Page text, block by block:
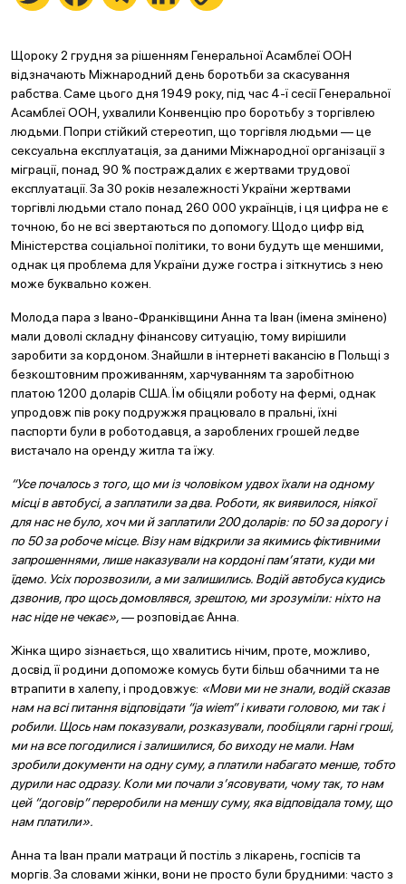
Щороку 2 грудня за рішенням Генеральної Асамблеї ООН
відзначають Міжнародний день боротьби за скасування
рабства. Саме цього дня 1949 року, під час 4-ї сесії Генеральної
Асамблеї ООН, ухвалили Конвенцію про боротьбу з торгівлею
людьми. Попри стійкий стереотип, що торгівля людьми — це
сексуальна експлуатація, за даними Міжнародної організації з
міграції, понад 90 % постраждалих є жертвами трудової
експлуатації. За 30 років незалежності України жертвами
торгівлі людьми стало понад 260 000 українців, і ця цифра не є
точною, бо не всі звертаються по допомогу. Щодо цифр від
Міністерства соціальної політики, то вони будуть ще меншими,
однак ця проблема для України дуже гостра і зіткнутись з нею
може буквально кожен.
Молода пара з Івано-Франківщини Анна та Іван (імена змінено)
мали доволі складну фінансову ситуацію, тому вирішили
заробити за кордоном. Знайшли в інтернеті вакансію в Польщі з
безкоштовним проживанням, харчуванням та заробітною
платою 1200 доларів США. Їм обіцяли роботу на фермі, однак
упродовж пів року подружжя працювало в пральні, їхні
паспорти були в роботодавця, а зароблених грошей ледве
вистачало на оренду житла та їжу.
“Усе почалось з того, що ми із чоловіком удвох їхали на одному
місці в автобусі, а заплатили за два. Роботи, як виявилося, ніякої
для нас не було, хоч ми й заплатили 200 доларів: по 50 за дорогу і
по 50 за робоче місце. Візу нам відкрили за якимись фіктивними
запрошеннями, лише наказували на кордоні пам’ятати, куди ми
їдемо. Усіх порозвозили, а ми залишились. Водій автобуса кудись
дзвонив, про щось домовлявся, зрештою, ми зрозуміли: ніхто на
нас ніде не чекає»,— розповідає Анна.
Жінка щиро зізнається, що хвалитись нічим, проте, можливо,
досвід її родини допоможе комусь бути більш обачними та не
втрапити в халепу, і продовжує: «Мови ми не знали, водій сказав
нам на всі питання відповідати “ja wiem” і кивати головою, ми так і
робили. Щось нам показували, розказували, пообіцяли гарні гроші,
ми на все погодилися і залишилися, бо виходу не мали. Нам
зробили документи на одну суму, а платили набагато менше, тобто
дурили нас одразу. Коли ми почали з’ясовувати, чому так, то нам
цей “договір” переробили на меншу суму, яка відповідала тому, що
нам платили».
Анна та Іван прали матраци й постіль з лікарень, госпісів та
моргів. За словами жінки, вони не просто були брудними: часто з